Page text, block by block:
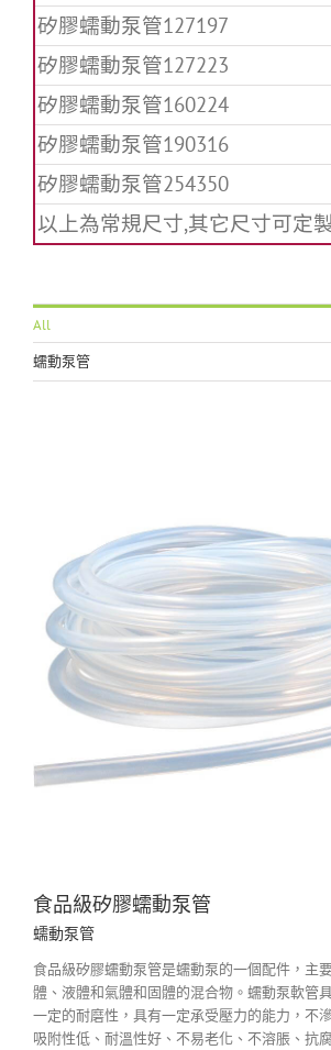
矽膠蠕動泵管127197
矽膠蠕動泵管127223
矽膠蠕動泵管160224
矽膠蠕動泵管190316
矽膠蠕動泵管254350
以上為常規尺寸,其它尺寸可定
All
蠕動泵管
食品級矽膠蠕動泵管
蠕動泵管
食品級矽膠蠕動泵管是蠕動泵的一個配件，主
體、液體和氣體和固體的混合物。蠕動泵軟管
一定的耐磨性，具有一定承受壓力的能力，不
吸附性低、耐溫性好、不易老化、不溶脹、抗